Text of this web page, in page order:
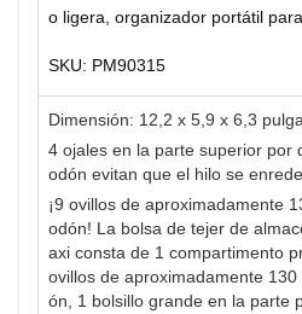
o ligera, organizador portátil
SKU: PM90315
Dimensión: 12,2 x 5,9 x 6,3
4 ojales en la parte superior por
odón evitan que el hilo se
¡9 ovillos de aproximadamente
odón! La bolsa de tejer de
axi consta de 1 compartimento
ovillos de aproximadamente
ón, 1 bolsillo grande en la parte